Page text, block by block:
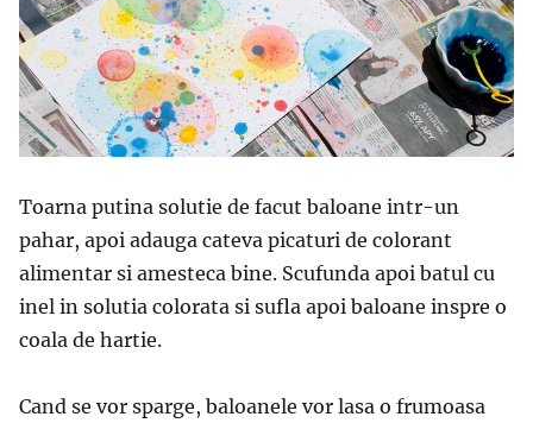
Toarna putina solutie de facut baloane intr-un
pahar, apoi adauga cateva picaturi de colorant
alimentar si amesteca bine. Scufunda apoi batul cu
inel in solutia colorata si sufla apoi baloane inspre o
coala de hartie.
Cand se vor sparge, baloanele vor lasa o frumoasa